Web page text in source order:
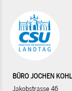
BÜRO JOCHEN
Jakobstrasse 46